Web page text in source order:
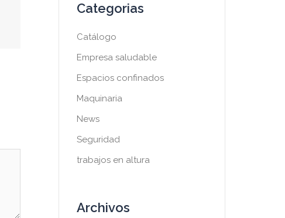
Categorias
Catálogo
Empresa saludable
Espacios confinados
Maquinaria
News
Seguridad
trabajos en altura
Archivos